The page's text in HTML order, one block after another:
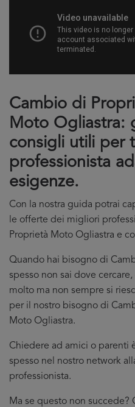
Cambio di
Moto Ogliastra:
consigli utili per
professionista
esigenze.
Con la nostra guida potrai
le offerte dei migliori
Proprietà Moto Ogliastra e
Quando hai bisogno di
spesso non sai dove
molto ma non sempre si
per il nostro bisogno di
Moto Ogliastra.
Chiedere ad amici o parenti
spesso nel nostro network
professionista.
Ma se questo non succede?